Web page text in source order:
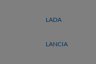
LADA
LANCIA